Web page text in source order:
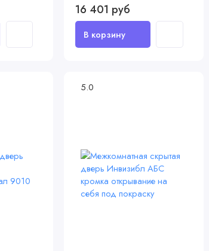
16 401 руб
5.0